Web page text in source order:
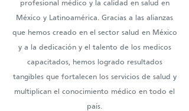
profesional médico y la calidad en salud en
México y Latinoamérica. Gracias a las alianzas
que hemos creado en el sector salud en México
y a la dedicación y el talento de los medicos
capacitados, hemos logrado resultados
tangibles que fortalecen los servicios de salud y
multiplican el conocimiento médico en todo el
país.